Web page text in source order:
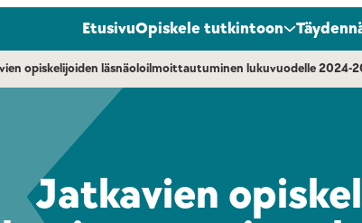
EtusivuOpiskele tutkintoon
opiskelijoiden läsnäoloilmoittautuminen lukuvuodelle 2024-
Jatkavien